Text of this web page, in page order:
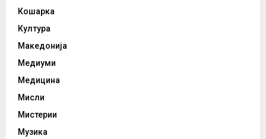
Кошарка
Култура
Македонија
Медиуми
Медицина
Мисли
Мистерии
Музика